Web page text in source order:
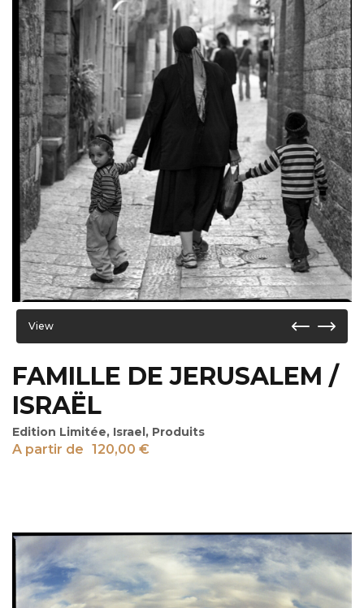
View
FAMILLE DE JERUSALEM /
ISRAËL
Edition Limitée, Israel, Produits
A partir de 120,00 €